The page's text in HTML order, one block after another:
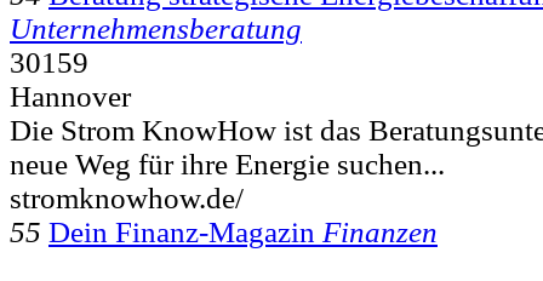
Unternehmensberatung
30159
Hannover
Die Strom KnowHow ist das
neue Weg für ihre Energie suchen...
stromknowhow.de/
55 Dein Finanz-Magazin Finanzen